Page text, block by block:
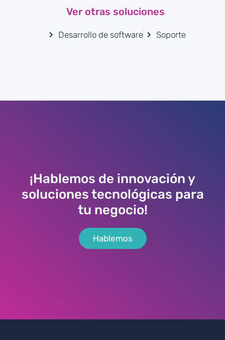
Ver otras soluciones
Desarrollo de software Soporte
¡Hablemos de innovación y
soluciones tecnológicas para
tu negocio!
Hablemos